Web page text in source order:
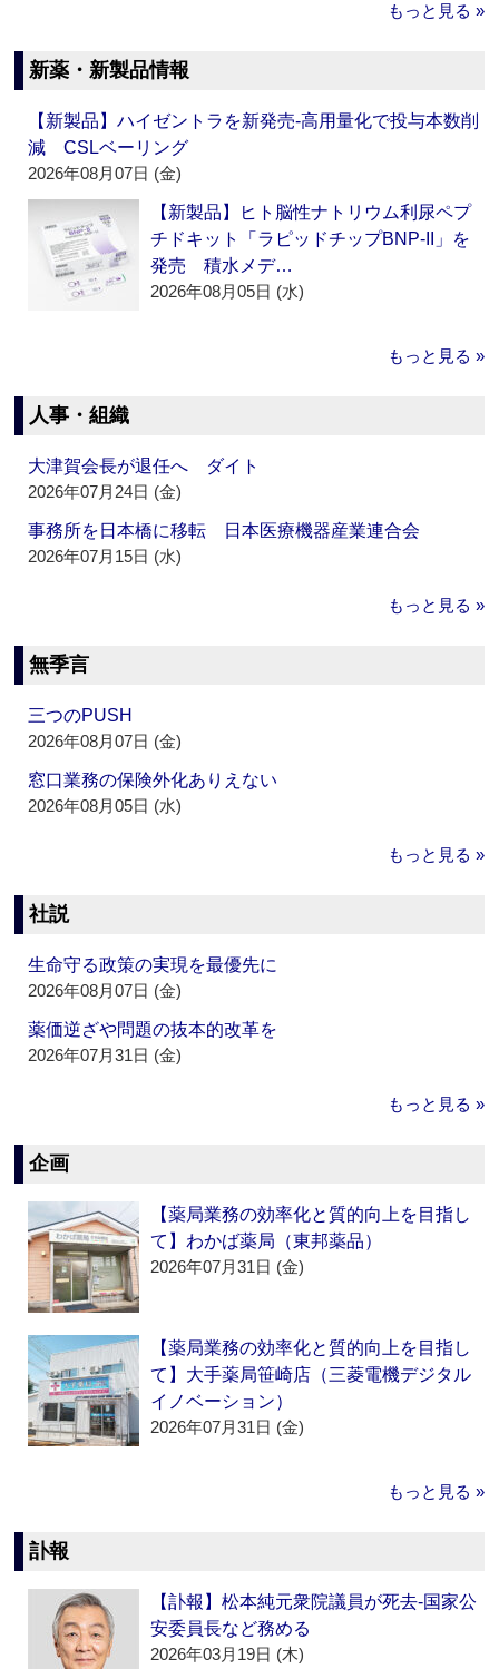
もっと見る »
新薬・新製品情報
【新製品】ハイゼントラを新発売‐高用量化で投与本数削
減 CSLベーリング
2026年08月07日 (金)
【新製品】ヒト脳性ナトリウム利尿ペプ
チドキット「ラピッドチップBNP-II」を
発売 積水メデ…
2026年08月05日 (水)
もっと見る »
人事・組織
大津賀会長が退任へ ダイト
2026年07月24日 (金)
事務所を日本橋に移転 日本医療機器産業連合会
2026年07月15日 (水)
もっと見る »
無季言
三つのPUSH
2026年08月07日 (金)
窓口業務の保険外化ありえない
2026年08月05日 (水)
もっと見る »
社説
生命守る政策の実現を最優先に
2026年08月07日 (金)
薬価逆ざや問題の抜本的改革を
2026年07月31日 (金)
もっと見る »
企画
【薬局業務の効率化と質的向上を目指し
て】わかば薬局（東邦薬品）
2026年07月31日 (金)
【薬局業務の効率化と質的向上を目指し
て】大手薬局笹崎店（三菱電機デジタル
イノベーション）
2026年07月31日 (金)
もっと見る »
訃報
【訃報】松本純元衆院議員が死去‐国家公
安委員長など務める
2026年03月19日 (木)